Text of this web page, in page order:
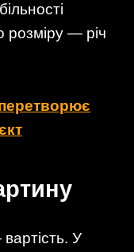
розміру — річ
вартість. У